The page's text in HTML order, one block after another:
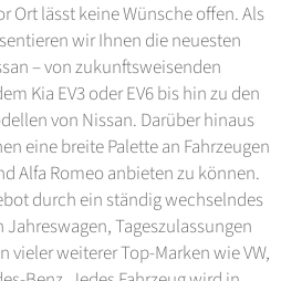
Ort lässt keine Wünsche offen. Als
wir Ihnen die neuesten
– von zukunftsweisenden
Kia EV3 oder EV6 bis hin zu den
von Nissan. Darüber hinaus
eine breite Palette an Fahrzeugen
Alfa Romeo anbieten zu können.
durch ein ständig wechselndes
Tageszulassungen
vieler weiterer Top-Marken wie VW,